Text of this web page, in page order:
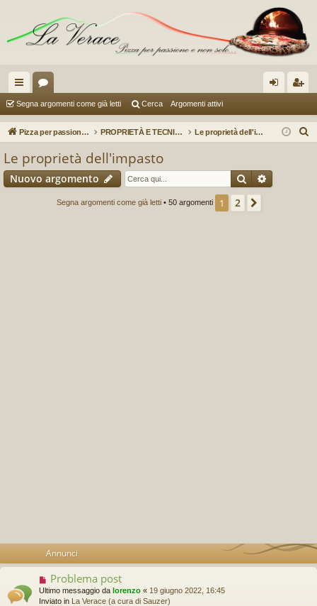
oll
eg
en
or
u in riv
Segna argomenti come già letti Cerca Argomenti attivi
Pizza per passione enon solo... PROPRIETÀ E TECNICHE D'IMPASTO Le proprietà dell'impasto
Le proprietà dell'impasto
Nuovo argomento Cerca
Segna argomenti come già letti• 50 argomenti 1 2
Annunci
Problema post
Ultimo messaggio da lorenzo « 19 giugno 2022, 16:45
Inviato in La Verace (a cura di Sauzer)